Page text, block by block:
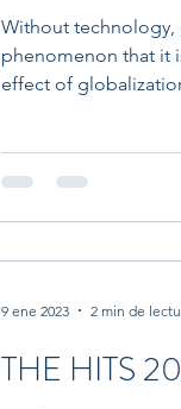
Without
phenomenon that it
effect of
THE HITS
9 ene 2023 2 min de